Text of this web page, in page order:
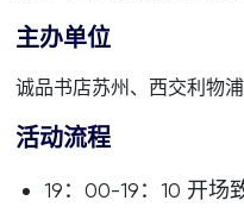
主办单位
诚品书店苏州、西交利物
活动流程
19：00-19：10 开场